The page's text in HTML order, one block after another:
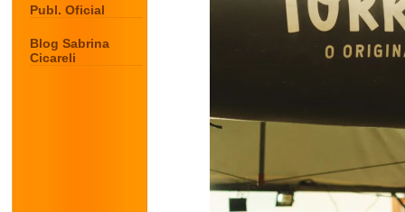
Publ. Oficial
Blog Sabrina
Cicareli